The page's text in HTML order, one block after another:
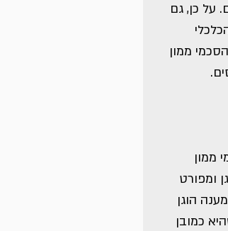
על כן, גם
ממון
ממון
ומפורט
הוגן
כמובן